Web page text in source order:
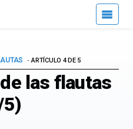
las flautas
ARTÍCULO 4 DE 5